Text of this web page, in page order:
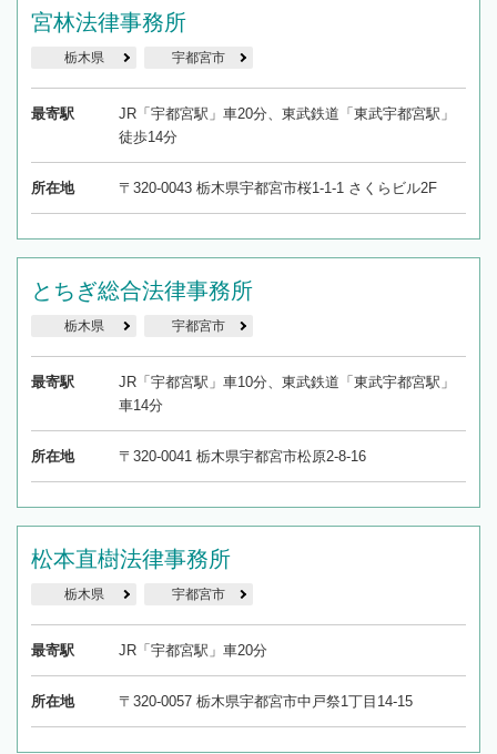
宮林法律事務所
栃木県 宇都宮市
最寄駅
JR「宇都宮駅」車20分、東武鉄道「東武宇都宮駅」
徒歩14分
所在地 〒320-0043 栃木県宇都宮市桜1-1-1 さくらビル2F
とちぎ総合法律事務所
栃木県 宇都宮市
最寄駅
JR「宇都宮駅」車10分、東武鉄道「東武宇都宮駅」
車14分
所在地 〒320-0041 栃木県宇都宮市松原2-8-16
松本直樹法律事務所
栃木県 宇都宮市
最寄駅 JR「宇都宮駅」車20分
所在地 〒320-0057 栃木県宇都宮市中戸祭1丁目14-15